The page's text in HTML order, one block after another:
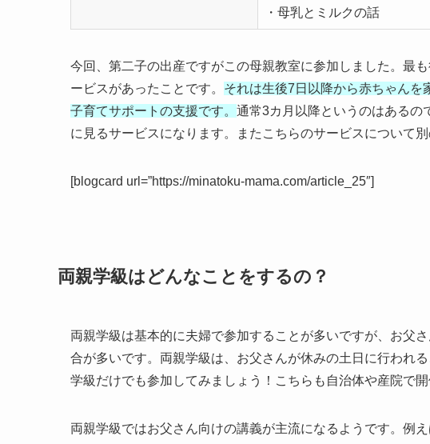
・母乳とミルクの話
今回、第二子の出産ですがこの母親教室に参加しました。最
ービスがあったことです。 それは生後7日以降から赤ちゃんを
子育てサポートの支援です。 通常3カ月以降というのはあるの
に見るサービスになります。またこちらのサービスについて
[blogcard url=”https://minatoku-mama.com/article_25″]
両親学級はどんなことをするの？
両親学級は基本的に夫婦で参加することが多いですが、お父
合が多いです。両親学級は、お父さんが休みの土日に行われ
学級だけでも参加してみましょう！こちらも自治体や産院で開
両親学級ではお父さん向けの講義が主流になるようです。例